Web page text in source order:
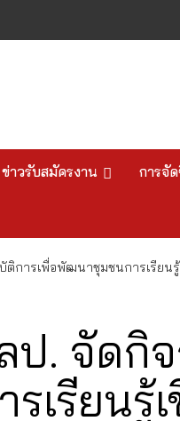
ข่าวรับสมัครงาน การจั
การเพื่อพัฒนาชุมชนการเรียน
. จัดกิ
รียนรู้เ